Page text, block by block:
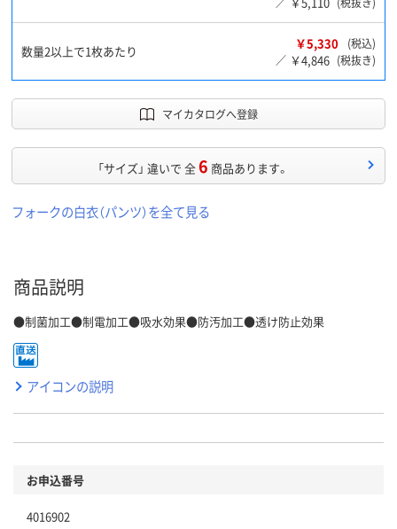
数量2以上で1枚あたり ￥5,330
(税込)
／ ￥4,846 (税抜き)
マイカタログへ登録
「サイズ」 違いで 全6 商品あります。
フォークの白衣（パンツ）を全て見る
商品説明
●制菌加工●制電加工●吸水効果●防汚加工●透け防止効果
アイコンの説明
お申込番号
4016902